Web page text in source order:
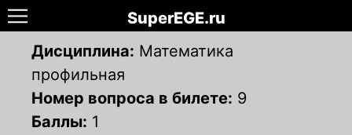
SuperEGE.ru
Дисциплина: Математика
профильная
Номер вопроса в билете: 9
Баллы: 1